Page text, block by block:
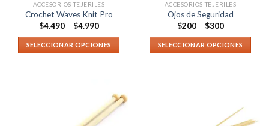
ACCESORIOS TEJERILES
Crochet Waves Knit Pro
$4.490– $4.990
SELECCIONAR OPCIONES
ACCESORIOS TEJERILES
Ojos de Seguridad
$200– $300
SELECCIONAR OPCIONES